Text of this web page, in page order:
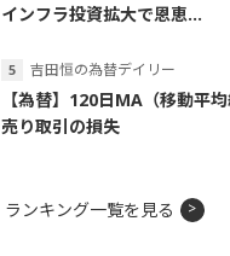
インフラ投資拡大で恩恵...
吉田恒の為替デイリー
【為替】120日MA（移動平
売り取引の損失
ランキング一覧を見る